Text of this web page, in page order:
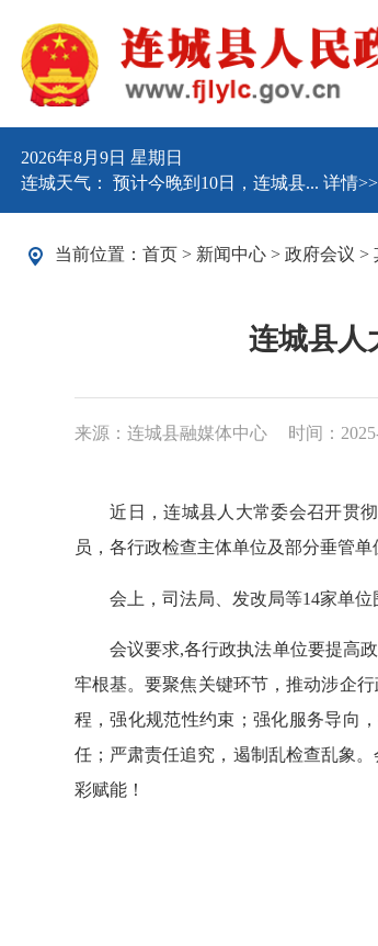
2026年8月9日 星期日
连城天气： 预计今晚到10日，连城县...详情>>
当前位置： 首页 > 新闻中心 > 政府会议 >
连城县人
来源：连城县融媒体中心 时间：
近日，连城县人大常委会召开贯彻
员，各行政检查主体单位及部分垂管单
会上，司法局、发改局等14家单位
会议要求,各行政执法单位要提高政
牢根基。要聚焦关键环节，推动涉企
程，强化规范性约束；强化服务导向
任；严肃责任追究，遏制乱检查乱象
彩赋能！